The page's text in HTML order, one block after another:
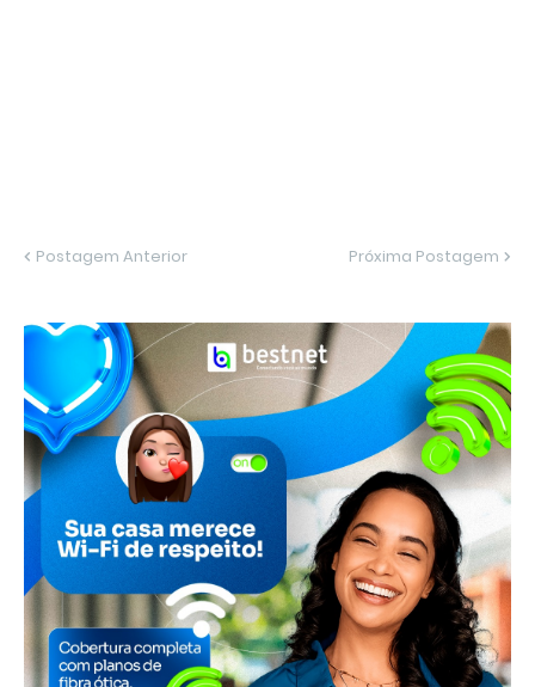
Postagem Anterior Próxima Postagem